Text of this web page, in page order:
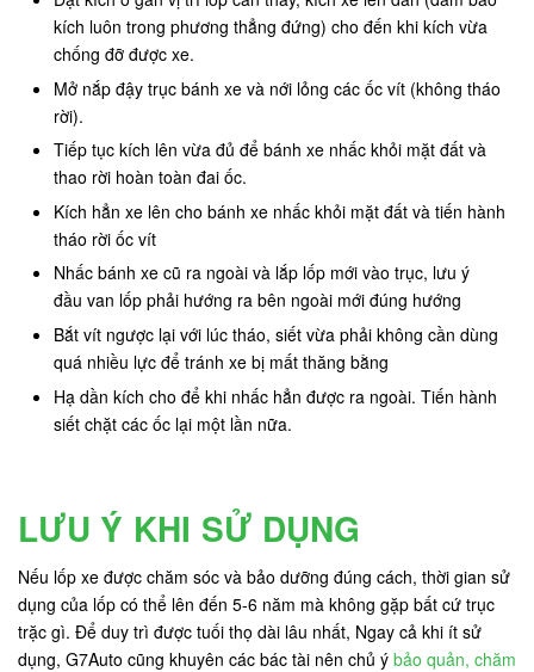
kích luôn trong phương thẳng đứng) cho đến khi kích vừa
chống đỡ được xe.
Mở nắp đậy trục bánh xe và nới lỏng các ốc vít (không tháo
rời).
Tiếp tục kích lên vừa đủ để bánh xe nhấc khỏi mặt đất và
thao rời hoàn toàn đai ốc.
Kích hẳn xe lên cho bánh xe nhấc khỏi mặt đất và tiến hành
tháo rời ốc vít
Nhấc bánh xe cũ ra ngoài và lắp lốp mới vào trục, lưu ý
đầu van lốp phải hướng ra bên ngoài mới đúng hướng
Bắt vít ngược lại với lúc tháo, siết vừa phải không cần dùng
quá nhiều lực để tránh xe bị mất thăng bằng
Hạ dần kích cho để khi nhấc hẳn được ra ngoài. Tiến hành
siết chặt các ốc lại một lần nữa.
LƯU Ý KHI SỬ DỤNG
Nếu lốp xe được chăm sóc và bảo dưỡng đúng cách, thời gian sử
dụng của lốp có thể lên đến 5-6 năm mà không gặp bất cứ trục
trặc gì. Để duy trì được tuối thọ dài lâu nhất, Ngay cả khi ít sử
dụng, G7Auto cũng khuyên các bác tài nên chủ ý bảo quản, chăm